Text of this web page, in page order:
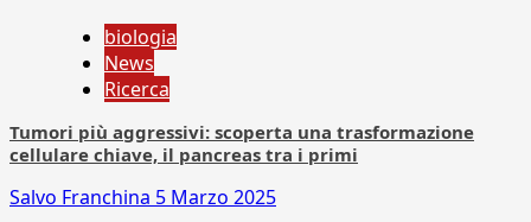
biologia
News
Ricerca
Tumori più aggressivi: scoperta una trasformazione
cellulare chiave, il pancreas tra i primi
Salvo Franchina 5 Marzo 2025